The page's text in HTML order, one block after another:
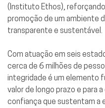
(Instituto Ethos),
promoção de um ambiente
transparente e sustentável.
Com atuação em seis
cerca de 6 milhões de
integridade é um elemento
valor de longo prazo e para
confiança que sustentam a